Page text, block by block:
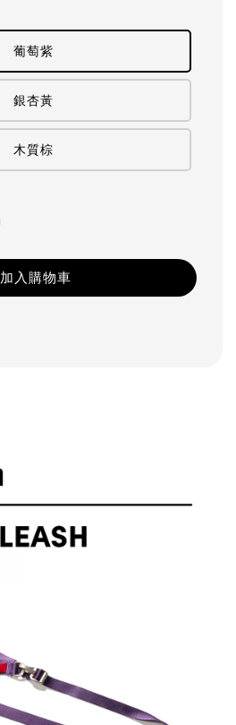
葡萄紫
銀杏黃
木質棕
加入購物車